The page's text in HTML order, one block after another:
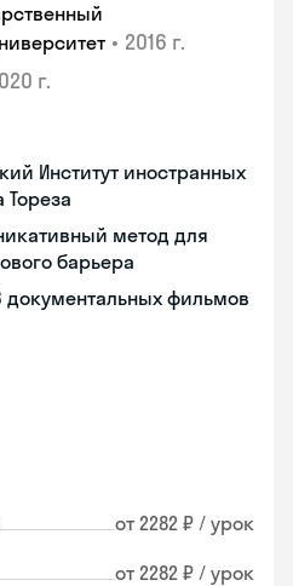
• 2016 г.
г.
Институт иностранных
метод для
барьера
документальных фильмов
от 2282 ₽ / урок
от 2282 ₽ / урок